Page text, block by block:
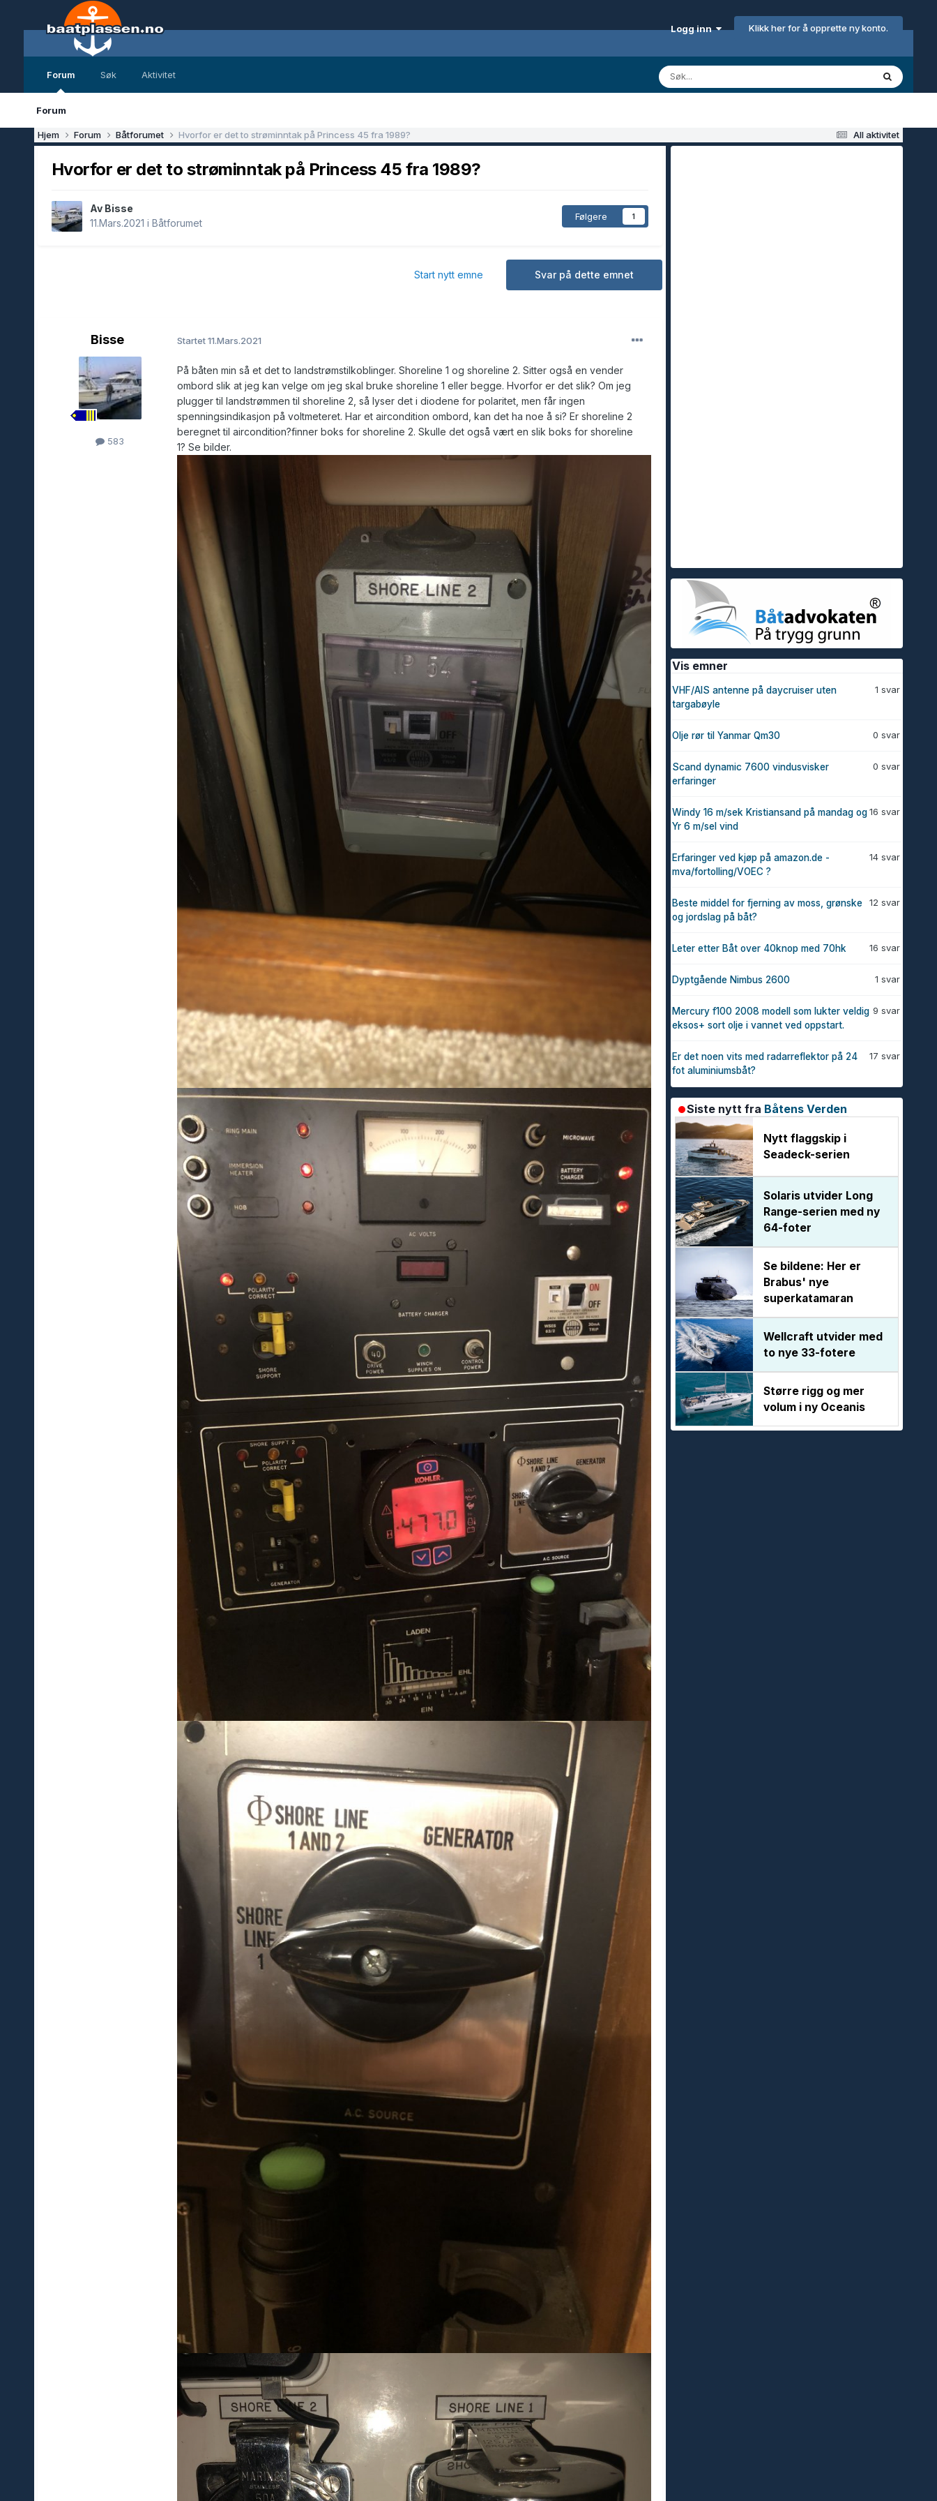
Logg inn Klikk her for å opprette ny konto.
Forum
Forum
Søk Aktivitet
All aktivitet
Hjem Forum Båtforumet Hvorfor er det to strøminntak på Princess 45 fra 1989?
Hvorfor er det to strøminntak på Princess 45 fra 1989?
Av Bisse
11.Mars.2021 i Båtforumet
Følgere 1
Svar på dette emnet
Start nytt emne
Bisse
583
Startet11.Mars.2021
På båten min så et det to landstrømstilkoblinger. Shoreline 1 og shoreline 2. Sitter også en vender
ombord slik at jeg kan velge om jeg skal bruke shoreline 1 eller begge. Hvorfor er det slik? Om jeg
plugger til landstrømmen til shoreline 2, så lyser det i diodene for polaritet, men får ingen
spenningsindikasjon på voltmeteret. Har et aircondition ombord, kan det ha noe å si? Er shoreline 2
beregnet til aircondition?finner boks for shoreline 2. Skulle det også vært en slik boks for shoreline
1? Se bilder.
Vis emner
1 svar
VHF/AIS antenne på daycruiser uten
targabøyle
0 svar
Olje rør til Yanmar Qm30
0 svar
Scand dynamic 7600 vindusvisker
erfaringer
16 svar
Windy 16 m/sek Kristiansand på mandag og
Yr 6 m/sel vind
14 svar
Erfaringer ved kjøp på amazon.de -
mva/fortolling/VOEC ?
12 svar
Beste middel for fjerning av moss, grønske
og jordslag på båt?
16 svar
Leter etter Båt over 40knop med 70hk
1 svar
Dyptgående Nimbus 2600
9 svar
Mercury f100 2008 modell som lukter veldig
eksos+ sort olje i vannet ved oppstart.
17 svar
Er det noen vits med radarreflektor på 24
fot aluminiumsbåt?
Siste nytt fra Båtens Verden
Nytt flaggskip i
Seadeck-serien
Solaris utvider Long
Range-serien med ny
64-foter
Se bildene: Her er
Brabus' nye
superkatamaran
Wellcraft utvider med
to nye 33-fotere
Større rigg og mer
volum i ny Oceanis